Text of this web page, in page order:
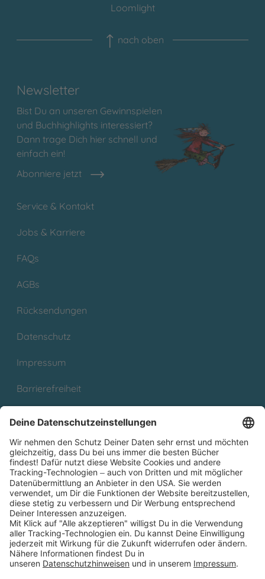
Loomlight
nach oben
Newsletter
Bist Du an unseren Gewinnspielen
und Buchhighlights interessiert?
Dann trage Dich hier schnell und
einfach ein!
Abonniere jetzt
Service & Kontakt
Jobs & Karriere
FAQs
AGBs
Rücksendungen
Datenschutz
Impressum
Barrierefreiheit
Partnerprogramm (Affiliate)
Folge uns auf
* Versandkostenfrei ab 9,00 € Bestellwert innerhalb
Deutschlands
** Lieferzeit 1-3 Werktage innerhalb Deutschlands